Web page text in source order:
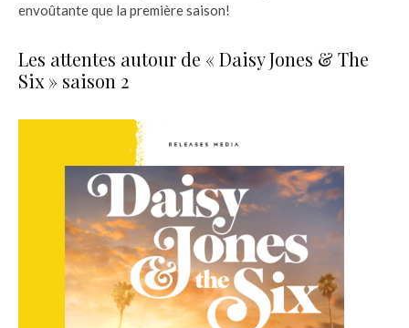
envoûtante que la première saison!
Les attentes autour de « Daisy Jones & The
Six » saison 2